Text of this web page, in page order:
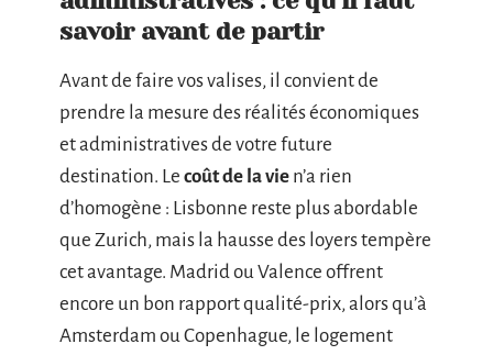
savoir avant de partir
Avant de faire vos valises, il convient de
prendre la mesure des réalités économiques
et administratives de votre future
destination. Le coût de la vie n’a rien
d’homogène : Lisbonne reste plus abordable
que Zurich, mais la hausse des loyers tempère
cet avantage. Madrid ou Valence offrent
encore un bon rapport qualité-prix, alors qu’à
Amsterdam ou Copenhague, le logement